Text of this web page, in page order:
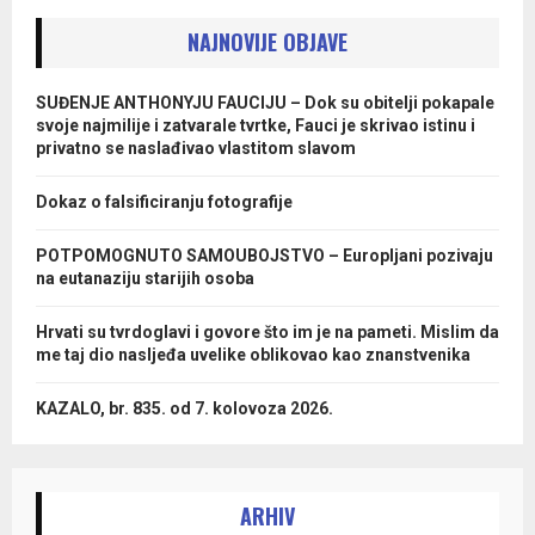
NAJNOVIJE OBJAVE
SUĐENJE ANTHONYJU FAUCIJU – Dok su obitelji pokapale
svoje najmilije i zatvarale tvrtke, Fauci je skrivao istinu i
privatno se naslađivao vlastitom slavom
Dokaz o falsificiranju fotografije
POTPOMOGNUTO SAMOUBOJSTVO – Europljani pozivaju
na eutanaziju starijih osoba
Hrvati su tvrdoglavi i govore što im je na pameti. Mislim da
me taj dio nasljeđa uvelike oblikovao kao znanstvenika
KAZALO, br. 835. od 7. kolovoza 2026.
ARHIV